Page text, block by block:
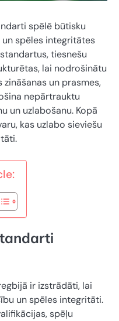
spēlē būtisku
spēles integritātes
tiesnešu
lai nodrošinātu
un prasmes,
nepārtrauktu
un uzlabošanu. Kopā
kas uzlabo sieviešu
ir izstrādāti, lai
un spēles integritāti.
spēļu